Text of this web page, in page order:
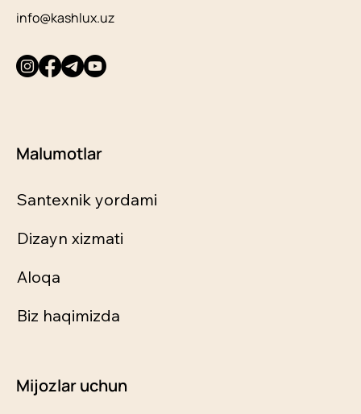
info@kashlux.uz
Malumotlar
Santexnik yordami
Dizayn xizmati
Aloqa
Biz haqimizda
Mijozlar uchun